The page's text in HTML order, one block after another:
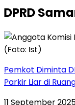
DPRD
Pemkot Diminta
Parkir Liar di
11 September